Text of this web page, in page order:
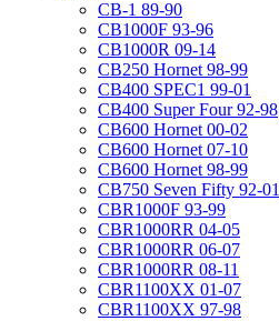
CB-1 89-90
CB1000F 93-96
CB1000R 09-14
CB250 Hornet 98-99
CB400 SPEC1 99-01
CB400 Super Four 92-98
CB600 Hornet 00-02
CB600 Hornet 07-10
CB600 Hornet 98-99
CB750 Seven Fifty 92-01
CBR1000F 93-99
CBR1000RR 04-05
CBR1000RR 06-07
CBR1000RR 08-11
CBR1100XX 01-07
CBR1100XX 97-98